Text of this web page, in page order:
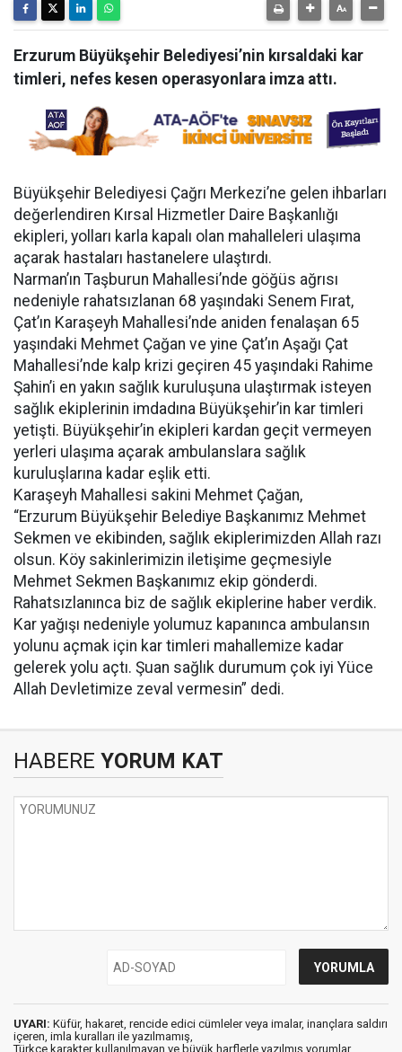
Erzurum Büyükşehir Belediyesi’nin kırsaldaki kar
timleri, nefes kesen operasyonlara imza attı.
Büyükşehir Belediyesi Çağrı Merkezi’ne gelen ihbarları
değerlendiren Kırsal Hizmetler Daire Başkanlığı
ekipleri, yolları karla kapalı olan mahalleleri ulaşıma
açarak hastaları hastanelere ulaştırdı.
Narman’ın Taşburun Mahallesi’nde göğüs ağrısı
nedeniyle rahatsızlanan 68 yaşındaki Senem Fırat,
Çat’ın Karaşeyh Mahallesi’nde aniden fenalaşan 65
yaşındaki Mehmet Çağan ve yine Çat’ın Aşağı Çat
Mahallesi’nde kalp krizi geçiren 45 yaşındaki Rahime
Şahin’i en yakın sağlık kuruluşuna ulaştırmak isteyen
sağlık ekiplerinin imdadına Büyükşehir’in kar timleri
yetişti. Büyükşehir’in ekipleri kardan geçit vermeyen
yerleri ulaşıma açarak ambulanslara sağlık
kuruluşlarına kadar eşlik etti.
Karaşeyh Mahallesi sakini Mehmet Çağan,
“Erzurum Büyükşehir Belediye Başkanımız Mehmet
Sekmen ve ekibinden, sağlık ekiplerimizden Allah razı
olsun. Köy sakinlerimizin iletişime geçmesiyle
Mehmet Sekmen Başkanımız ekip gönderdi.
Rahatsızlanınca biz de sağlık ekiplerine haber verdik.
Kar yağışı nedeniyle yolumuz kapanınca ambulansın
yolunu açmak için kar timleri mahallemize kadar
gelerek yolu açtı. Şuan sağlık durumum çok iyi Yüce
Allah Devletimize zeval vermesin” dedi.
HABERE YORUM KAT
UYARI: Küfür, hakaret, rencide edici cümleler veya imalar, inançlara saldırı
içeren, imla kuralları ile yazılmamış,
Türkçe karakter kullanılmayan ve büyük harflerle yazılmış yorumlar